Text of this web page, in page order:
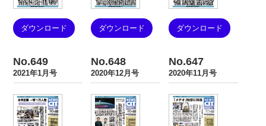
ダウンロード ダウンロード ダウンロード
No.649
2021年1月号
No.648
2020年12月号
No.647
2020年11月号